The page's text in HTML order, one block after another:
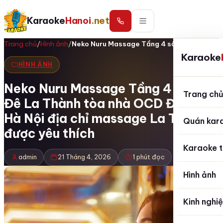
KaraokeHanoi.net
Karaoke
Trang chủ
Quán
Karaoke
Hình ảnh
Kinh
Trang chủ/Hình ảnh/Neko Nuru Massage Tầng 4 số 29 Đê La…
HÌNH ẢNH
Neko Nuru Massage Tầng 4 số 29
Đê La Thành tòa nhà OCD Đống Đa
Hà Nội địa chỉ massage La Thành
được yêu thích
admin 21 Tháng 4, 2026 1 phút đọc